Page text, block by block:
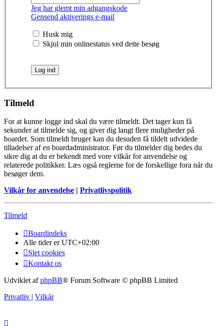
Jeg har glemt min adgangskode
Gensend aktiverings e-mail
Husk mig
Skjul min onlinestatus ved dette besøg
Tilmeld
For at kunne logge ind skal du være tilmeldt. Det tager kun få
sekunder at tilmelde sig, og giver dig langt flere muligheder på
boardet. Som tilmeldt bruger kan du desuden få tildelt udvidede
tilladelser af en boardadministrator. Før du tilmelder dig bedes du
sikre dig at du er bekendt med vore vilkår for anvendelse og
relaterede politikker. Læs også reglerne for de forskellige fora når du
besøger dem.
Vilkår for anvendelse | Privatlivspolitik
Tilmeld
Boardindeks
Alle tider erUTC+02:00
Slet cookies
Kontakt os
Udviklet afphpBB® Forum Software © phpBB Limited
Privatliv | Vilkår